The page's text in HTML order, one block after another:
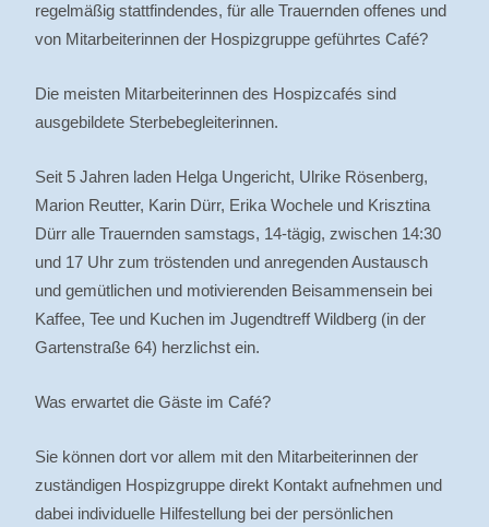
regelmäßig stattfindendes, für alle Trauernden offenes und
von Mitarbeiterinnen der Hospizgruppe geführtes Café?
Die meisten Mitarbeiterinnen des Hospizcafés sind
ausgebildete Sterbebegleiterinnen.
Seit 5 Jahren laden Helga Ungericht, Ulrike Rösenberg,
Marion Reutter, Karin Dürr, Erika Wochele und Krisztina
Dürr alle Trauernden samstags, 14-tägig, zwischen 14:30
und 17 Uhr zum tröstenden und anregenden Austausch
und gemütlichen und motivierenden Beisammensein bei
Kaffee, Tee und Kuchen im Jugendtreff Wildberg (in der
Gartenstraße 64) herzlichst ein.
Was erwartet die Gäste im Café?
Sie können dort vor allem mit den Mitarbeiterinnen der
zuständigen Hospizgruppe direkt Kontakt aufnehmen und
dabei individuelle Hilfestellung bei der persönlichen